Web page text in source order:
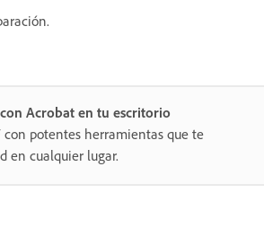
Acrobat en tu escritorio
con potentes herramientas que te
en cualquier lugar.